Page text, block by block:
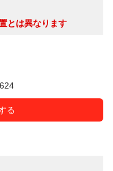
とは異なります
る